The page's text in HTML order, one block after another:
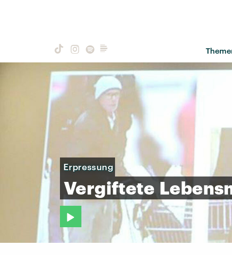
Erpressung
Vergiftete